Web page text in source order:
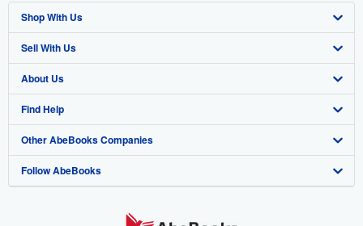
Shop With Us
Advanced Search
Browse Collections
My Account
My Orders
View Basket
Sell With Us
Start Selling
Join Our Affiliate Program
Book Buyback
Refer a seller
About Us
About AbeBooks
Media
Careers
Find Help
Help
Customer Support
Other AbeBooks Companies
AbeBooks.co.uk
Follow AbeBooks